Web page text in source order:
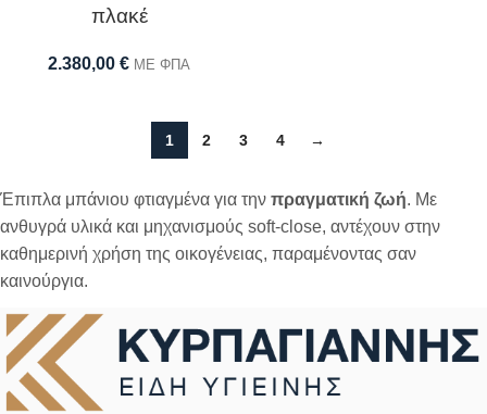
πλακέ
2.380,00 € ΜΕ ΦΠΑ
1 2 3 4 →
Έπιπλα μπάνιου φτιαγμένα για την πραγματική ζωή. Με
ανθυγρά υλικά και μηχανισμούς soft-close, αντέχουν στην
καθημερινή χρήση της οικογένειας, παραμένοντας σαν
καινούργια.